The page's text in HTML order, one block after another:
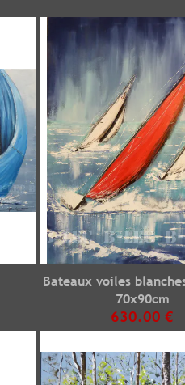
Bateaux voiles
70x90cm
630.00 €